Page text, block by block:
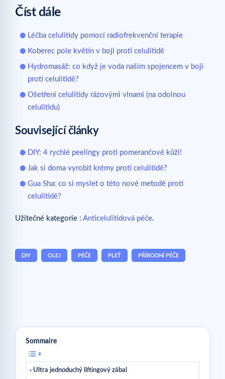
Číst dále
Léčba celulitidy pomocí radiofrekvenční terapie
Koberec pole květin v boji proti celulitidě
Hydromasáž: co když je voda naším spojencem v boji
proti celulitidě?
Ošetření celulitidy rázovými vlnami (na odolnou
celulitidu)
Související články
DIY: 4 rychlé peelingy proti pomerančové kůži!
Jak si doma vyrobit krémy proti celulitidě?
Gua Sha: co si myslet o této nové metodě proti
celulitidě?
Užitečné kategorie : Anticelulitidová péče.
DIY OLEJ PÉČE PLEŤ PŘÍRODNÍ PÉČE
Sommaire
Ultra jednoduchý liftingový zábal